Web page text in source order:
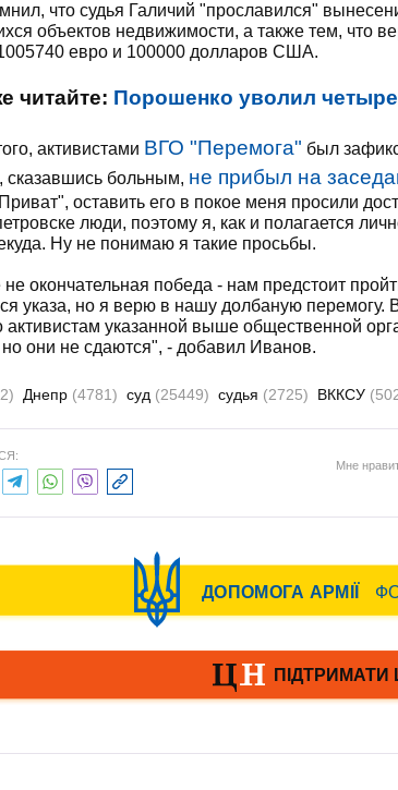
что судья Галичий "прославился"
объектов недвижимости, а также тем, что
евро и 100000 долларов США.
читайте: Порошенко уволил
активистами ВГО "Перемога" был
сказавшись больным, не прибыл на
оставить его в покое меня просили
люди, поэтому я, как и полагается
Ну не понимаю я такие просьбы.
окончательная победа - нам предстоит
указа, но я верю в нашу долбаную перемогу.
указанной выше общественной
они не сдаются", - добавил Иванов.
Днепр (4781) суд (25449) судья (2725) ВККСУ
Мне